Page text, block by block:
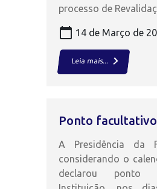
processo de
calendar_today 14 de Março de
Leia mais...keyboard_arrow_right
Ponto
A Presidência da
considerando o
declarou ponto